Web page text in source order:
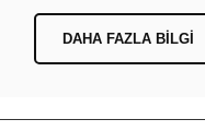
DAHA FAZLA BILGI